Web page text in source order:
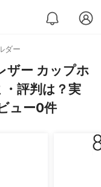
ダー
ザー カップホ
評判は？実
ュー0件